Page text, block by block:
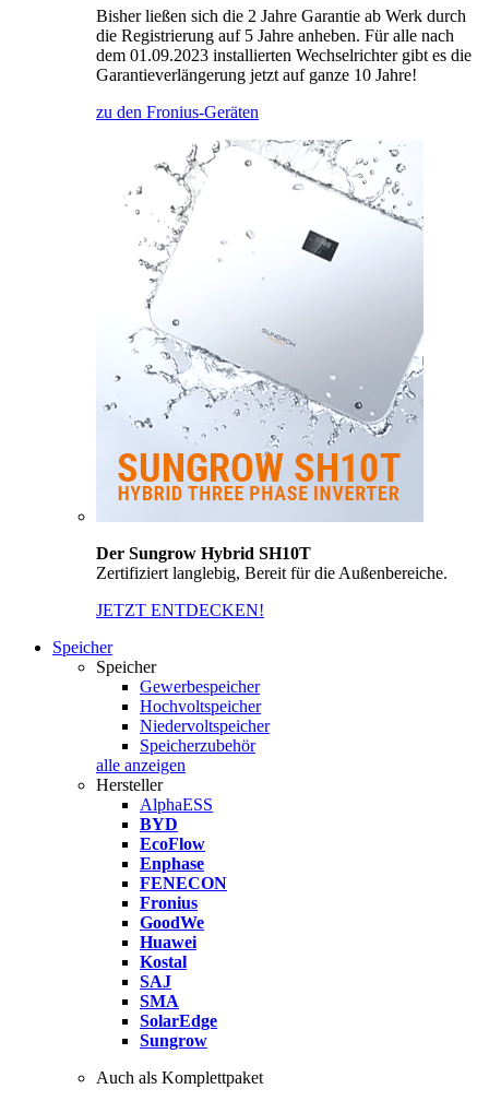
Bisher ließen sich die 2 Jahre Garantie ab Werk durch
die Registrierung auf 5 Jahre anheben. Für alle nach
dem 01.09.2023 installierten Wechselrichter gibt es die
Garantieverlängerung jetzt auf ganze 10 Jahre!
zu den Fronius-Geräten
Der Sungrow Hybrid SH10T
Zertifiziert langlebig, Bereit für die Außenbereiche.
JETZT ENTDECKEN!
Speicher
Speicher
Gewerbespeicher
Hochvoltspeicher
Niedervoltspeicher
Speicherzubehör
alle anzeigen
Hersteller
AlphaESS
BYD
EcoFlow
Enphase
FENECON
Fronius
GoodWe
Huawei
Kostal
SAJ
SMA
SolarEdge
Sungrow
Auch als Komplettpaket